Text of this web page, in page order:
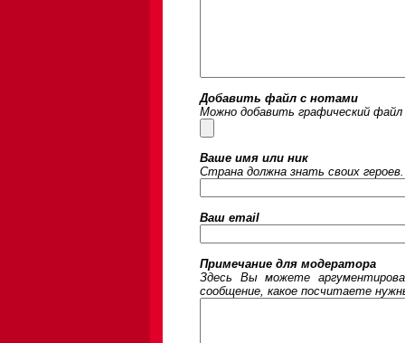
Добавить файл с нотами
Можно добавить графический
Ваше имя или ник
Страна должна знать своих
Ваш email
Примечание для модератора
Здесь Вы можете
сообщение, какое посчитаете